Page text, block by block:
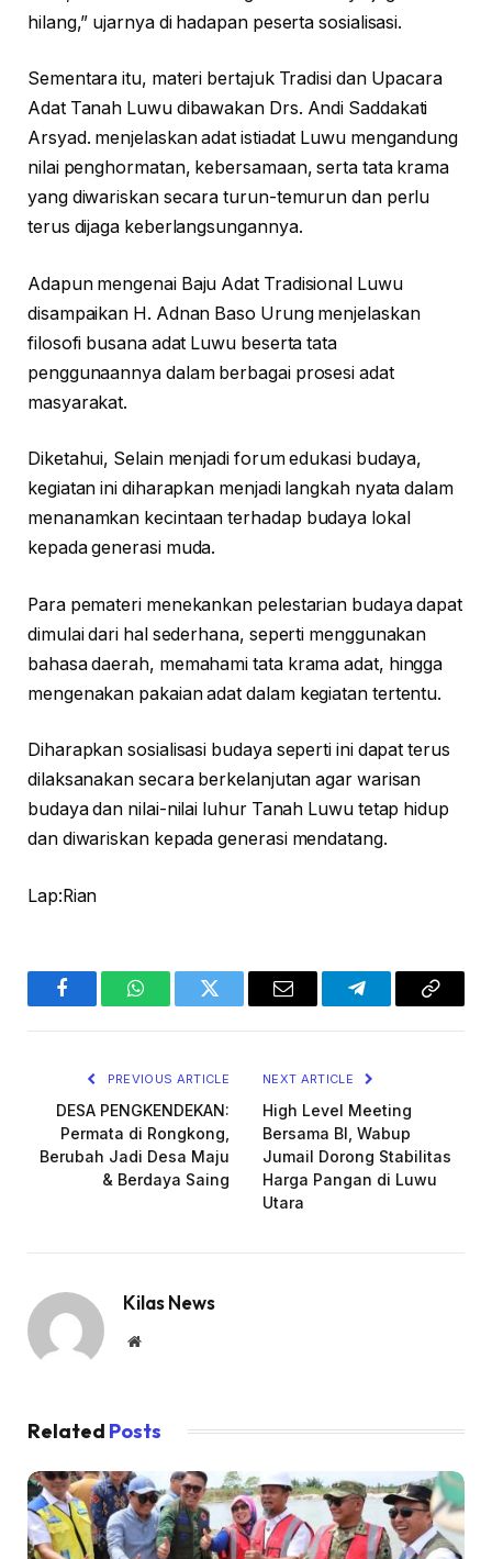
hilang,” ujarnya di hadapan peserta sosialisasi.
Sementara itu, materi bertajuk Tradisi dan Upacara
Adat Tanah Luwu dibawakan Drs. Andi Saddakati
Arsyad. menjelaskan adat istiadat Luwu mengandung
nilai penghormatan, kebersamaan, serta tata krama
yang diwariskan secara turun-temurun dan perlu
terus dijaga keberlangsungannya.
Adapun mengenai Baju Adat Tradisional Luwu
disampaikan H. Adnan Baso Urung menjelaskan
filosofi busana adat Luwu beserta tata
penggunaannya dalam berbagai prosesi adat
masyarakat.
Diketahui, Selain menjadi forum edukasi budaya,
kegiatan ini diharapkan menjadi langkah nyata dalam
menanamkan kecintaan terhadap budaya lokal
kepada generasi muda.
Para pemateri menekankan pelestarian budaya dapat
dimulai dari hal sederhana, seperti menggunakan
bahasa daerah, memahami tata krama adat, hingga
mengenakan pakaian adat dalam kegiatan tertentu.
Diharapkan sosialisasi budaya seperti ini dapat terus
dilaksanakan secara berkelanjutan agar warisan
budaya dan nilai-nilai luhur Tanah Luwu tetap hidup
dan diwariskan kepada generasi mendatang.
Lap:Rian
FacebookWhatsAppTwitter Email TelegramCopy
PREVIOUS ARTICLE
DESA PENGKENDEKAN:
Permata di Rongkong,
Berubah Jadi Desa Maju
& Berdaya Saing
NEXT ARTICLE
High Level Meeting
Bersama BI, Wabup
Jumail Dorong Stabilitas
Harga Pangan di Luwu
Utara
Kilas News
Website
Related Posts